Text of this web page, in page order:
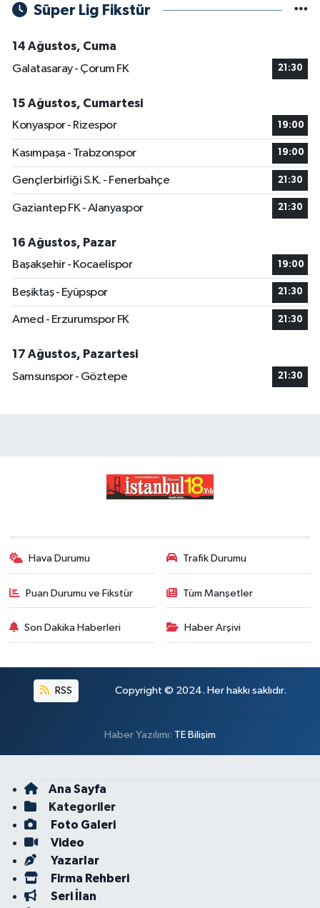
Süper Lig Fikstür
14 Ağustos, Cuma
Galatasaray - Çorum FK
21:30
15 Ağustos, Cumartesi
Konyaspor - Rizespor
19:00
Kasımpaşa - Trabzonspor 19:00
Gençlerbirliği S.K. - Fenerbahçe 21:30
Gaziantep FK - Alanyaspor 21:30
16 Ağustos, Pazar
Başakşehir - Kocaelispor
19:00
Beşiktaş - Eyüpspor 21:30
Amed - Erzurumspor FK 21:30
17 Ağustos, Pazartesi
Samsunspor - Göztepe
21:30
Hava Durumu Trafik Durumu
Puan Durumu ve Fikstür Tüm Manşetler
Son Dakika Haberleri Haber Arşivi
RSS Copyright © 2024. Her hakkı saklıdır.
Haber Yazılımı: TE Bilişim
Ana Sayfa
Kategoriler
Foto Galeri
Video
Yazarlar
Firma Rehberi
Seri İlan